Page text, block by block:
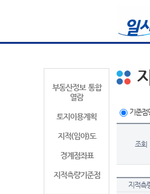
부동산정보 통합
열람
토지이용계획
지적(임야)도
경계점좌표
지적측량기준점
기준점
조회
지적측